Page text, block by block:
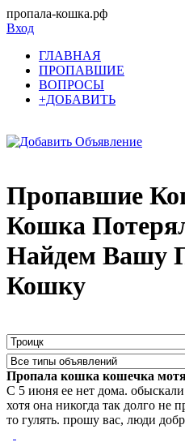
пропала-кошка.рф
Вход
ГЛАВНАЯ
ПРОПАВШИЕ
ВОПРОСЫ
+ДОБАВИТЬ
Пропавшие
Кошка
Найдем Вашу
Кошку
Пропала кошка кошечка
С 5 июня ее нет дома.
хотя она никогда так долго не
то гулять. прошу вас, люди